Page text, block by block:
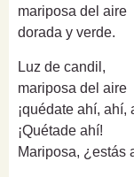
mariposa del aire
dorada y verde.
Luz de candil,
mariposa del aire
¡quédate ahí, ahí,
¡Quétade ahí!
Mariposa, ¿estás